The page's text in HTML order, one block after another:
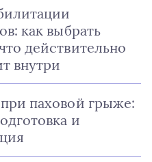
как выбрать
действительно
внутри
паховой грыже:
и